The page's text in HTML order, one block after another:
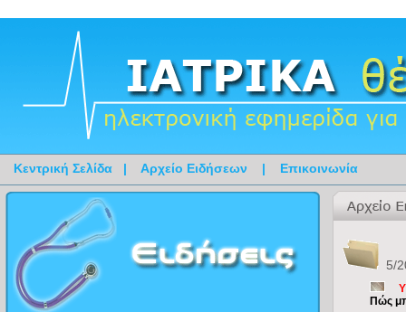
Κεντρική Σελίδα | Αρχείο Ειδήσεων | Επικοινωνία
5/
Πώς